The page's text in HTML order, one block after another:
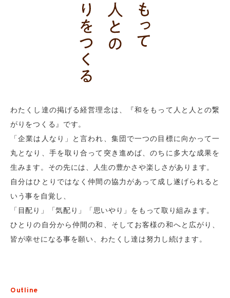
わたくし達の掲げる経営理念は、『和をもって人と人との繋
がりをつくる』です。
「企業は人なり」と言われ、集団で一つの目標に向かって一
丸となり、手を取り合って突き進めば、のちに多大な成果を
生みます。その先には、人生の豊かさや楽しさがあります。
自分はひとりではなく仲間の協力があって成し遂げられると
いう事を自覚し、
「目配り」「気配り」「思いやり」をもって取り組みます。
ひとりの自分から仲間の和、そしてお客様の和へと広がり、
皆が幸せになる事を願い、わたくし達は努力し続けます。
Outline